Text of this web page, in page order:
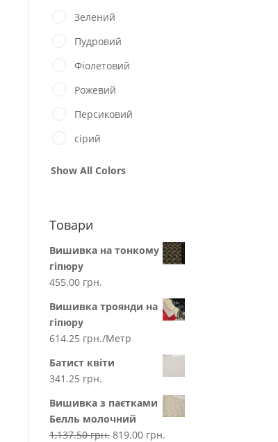
Зелений
Пудровий
Фіолетовий
Рожевий
Персиковий
сірий
Show All Colors
Товари
Вишивка на тонкому
гіпюру
455.00 грн.
Вишивка троянди на
гіпюру
614.25 грн./Метр
Батист квіти
341.25 грн.
Вишивка з паєтками
Белль молочний
1,137.50грн. 819.00 грн.